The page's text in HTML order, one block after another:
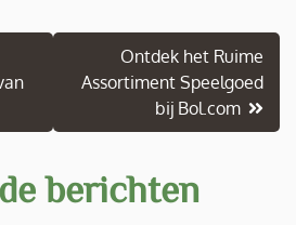
Ontdek het Ruime
Assortiment Speelgoed
bij Bol.com
berichten